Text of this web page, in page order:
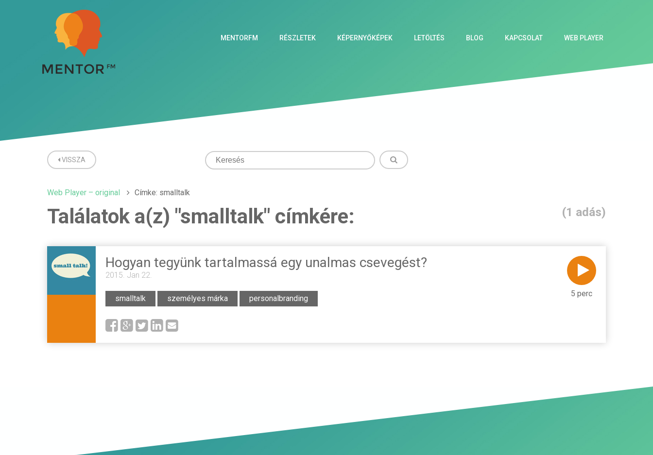
MENTORFM RÉSZLETEK KÉPERNYŐKÉPEK LETÖLTÉS BLOG KAPCSOLAT WEB PLAYER
VISSZA
Web Player – original Címke: smalltalk
Találatok a(z) "smalltalk" címkére: (1 adás)
5 perc
Hogyan tegyünk tartalmassá egy unalmas csevegést?
2015. Jan 22.
smalltalk személyes márka personalbranding